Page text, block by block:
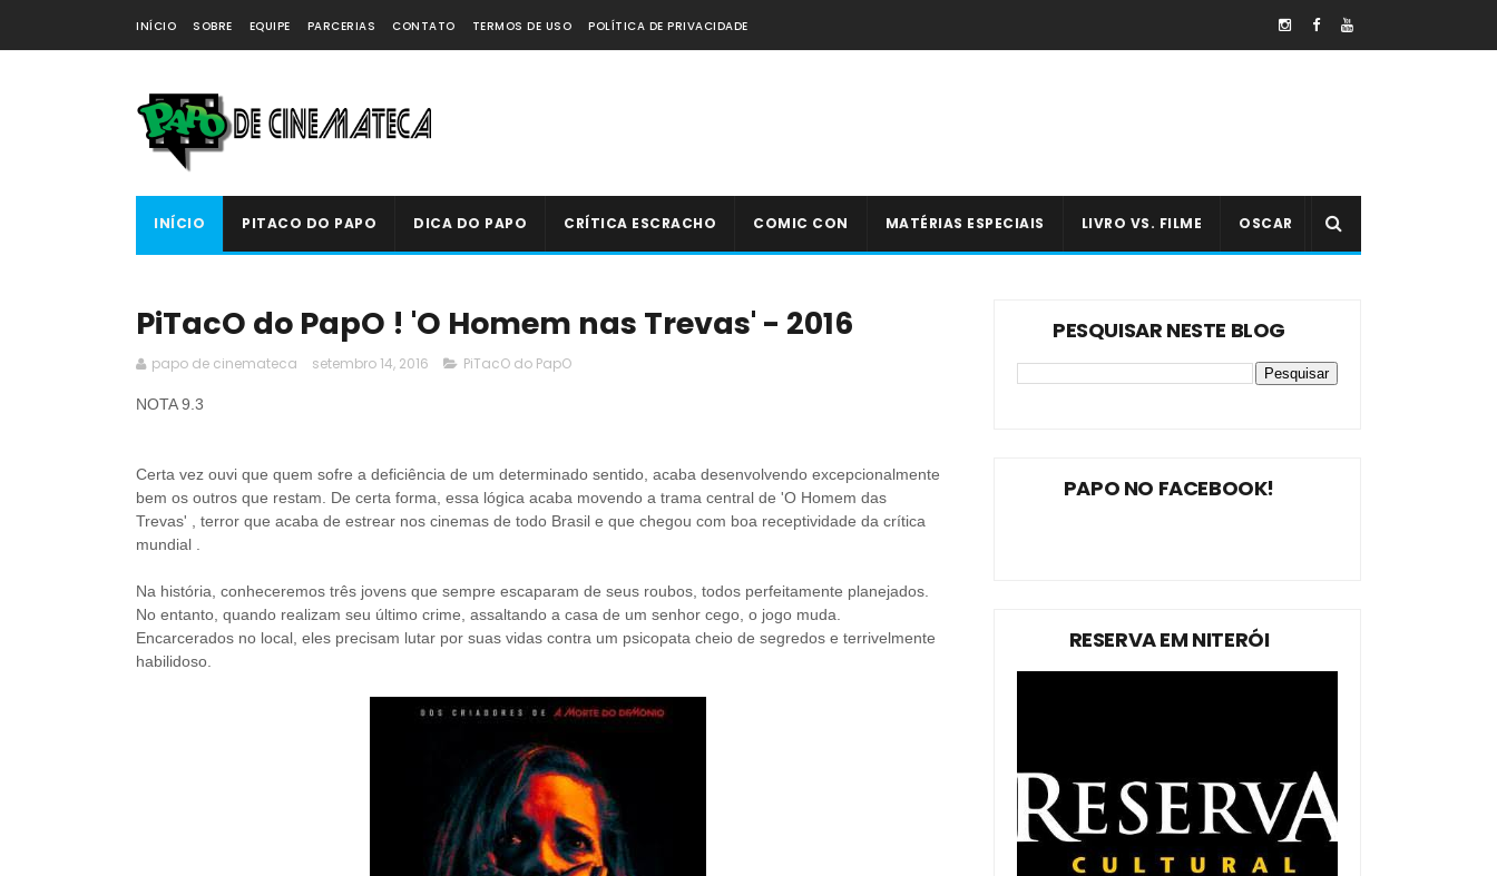
INÍCIO SOBRE EQUIPE PARCERIAS CONTATO TERMOS DE USO POLÍTICA DE PRIVACIDADE
INÍCIO PITACO DO PAPO DICA DO PAPO CRÍTICA ESCRACHO COMIC CON MATÉRIAS ESPECIAIS LIVRO VS. FILME OSCAR
PiTacO do PapO ! 'O Homem nas Trevas' - 2016
papo de cinemateca setembro 14, 2016 PiTacO do PapO
NOTA 9.3
Certa vez ouvi que quem sofre a deficiência de um determinado sentido, acaba desenvolvendo excepcionalmente
bem os outros que restam. De certa forma, essa lógica acaba movendo a trama central de 'O Homem das
Trevas' , terror que acaba de estrear nos cinemas de todo Brasil e que chegou com boa receptividade da crítica
mundial .
Na história, conheceremos três jovens que sempre escaparam de seus roubos, todos perfeitamente planejados.
No entanto, quando realizam seu último crime, assaltando a casa de um senhor cego, o jogo muda.
Encarcerados no local, eles precisam lutar por suas vidas contra um psicopata cheio de segredos e terrivelmente
habilidoso.
PESQUISAR NESTE BLOG
PAPO NO FACEBOOK!
RESERVA EM NITERÓI